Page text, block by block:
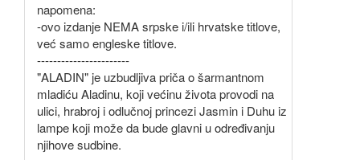
napomena:
-ovo izdanje NEMA srpske i/ili hrvatske titlove,
već samo engleske titlove.
-----------------------
"ALADIN" je uzbudljiva priča o šarmantnom
mladiću Aladinu, koji većinu života provodi na
ulici, hrabroj i odlučnoj princezi Jasmin i Duhu iz
lampe koji može da bude glavni u određivanju
njihove sudbine.